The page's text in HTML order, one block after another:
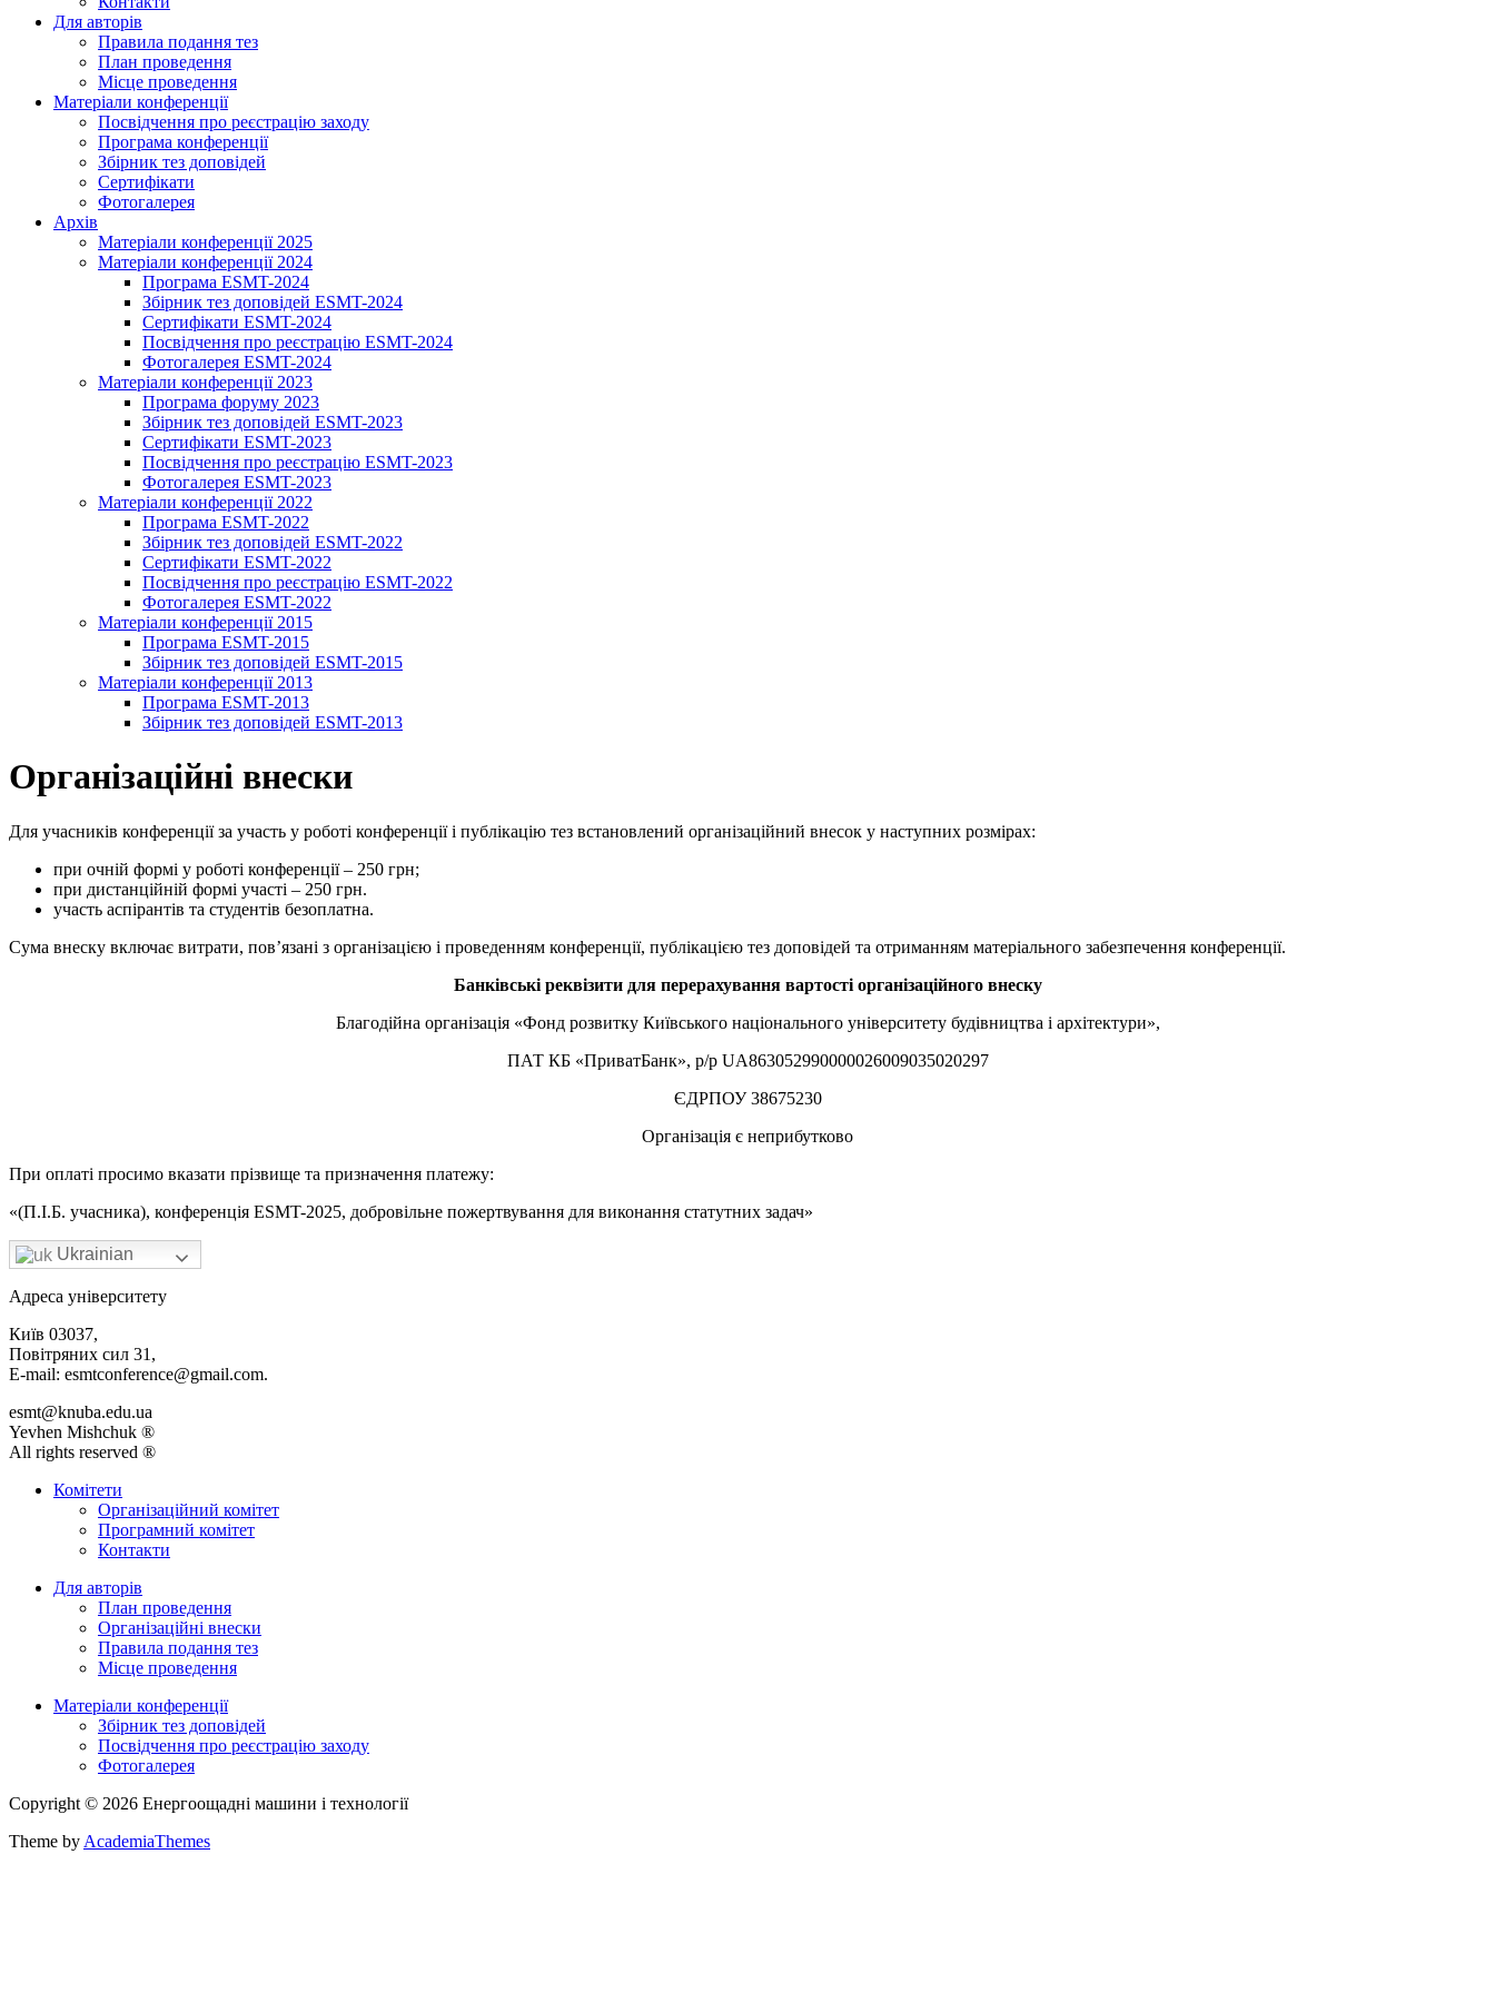
Для авторів
Правила подання тез
План проведення
Місце проведення
Матеріали конференції
Посвідчення про реєстрацію заходу
Програма конференції
Збірник тез доповідей
Сертифікати
Фотогалерея
Архів
Матеріали конференції 2025
Матеріали конференції 2024
Програма ESMT-2024
Збірник тез доповідей ESMT-2024
Сертифікати ESMT-2024
Посвідчення про реєстрацію ESMT-2024
Фотогалерея ESMT-2024
Матеріали конференції 2023
Програма форуму 2023
Збірник тез доповідей ESMT-2023
Сертифікати ESMT-2023
Посвідчення про реєстрацію ESMT-2023
Фотогалерея ESMT-2023
Матеріали конференції 2022
Програма ESMT-2022
Збірник тез доповідей ESMT-2022
Сертифікати ESMT-2022
Посвідчення про реєстрацію ESMT-2022
Фотогалерея ESMT-2022
Матеріали конференції 2015
Програма ESMT-2015
Збірник тез доповідей ESMT-2015
Матеріали конференції 2013
Програма ESMT-2013
Збірник тез доповідей ESMT-2013
Організаційні внески
Для учасників конференції за участь у роботі конференції і публікацію тез встановлений організаційний внесок у наступних розмірах:
при очній формі у роботі конференції – 250 грн;
при дистанційній формі участі – 250 грн.
участь аспірантів та студентів безоплатна.
Сума внеску включає витрати, пов’язані з організацією і проведенням конференції, публікацією тез доповідей та отриманням матеріального забезпечення конференції.
Банківські реквізити для перерахування вартості організаційного внеску
Благодійна організація «Фонд розвитку Київського національного університету будівництва і архітектури»,
ПАТ КБ «ПриватБанк», р/р UA863052990000026009035020297
ЄДРПОУ 38675230
Організація є неприбутково
При оплаті просимо вказати прізвище та призначення платежу:
«(П.І.Б. учасника), конференція ESMT-2025, добровільне пожертвування для виконання статутних задач»
Ukrainian
Адреса університету
Київ 03037,
Повітряних сил 31,
E-mail: esmtconference@gmail.com.
esmt@knuba.edu.ua
Yevhen Mishchuk ®
All rights reserved ®
Комітети
Організаційний комітет
Програмний комітет
Контакти
Для авторів
План проведення
Організаційні внески
Правила подання тез
Місце проведення
Матеріали конференції
Збірник тез доповідей
Посвідчення про реєстрацію заходу
Фотогалерея
Copyright © 2026 Енергоощадні машини і технології
Theme by AcademiaThemes